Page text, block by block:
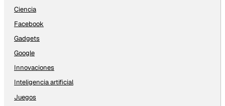
Ciencia
Facebook
Gadgets
Google
Innovaciones
Inteligencia artificial
Juegos